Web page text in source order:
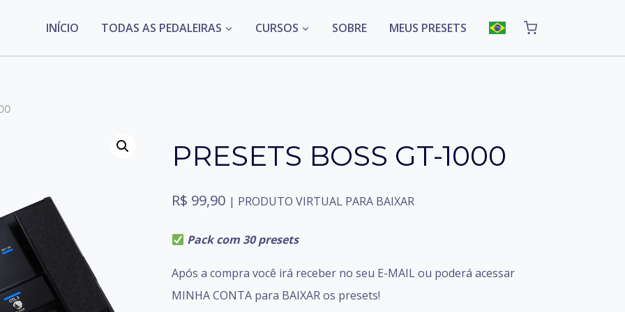
INÍCIO TODAS AS PEDALEIRAS CURSOS SOBRE MEUS PRESETS
PRESETS BOSS GT-1000
R$ 99,90 | PRODUTO VIRTUAL PARA BAIXAR
Pack com 30 presets
Após a compra você irá receber no seu E-MAIL ou poderá acessar
MINHA CONTA para BAIXAR os presets!